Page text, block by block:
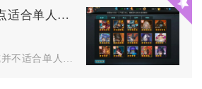
乱斗西游魅魉加点适合单人战斗吗